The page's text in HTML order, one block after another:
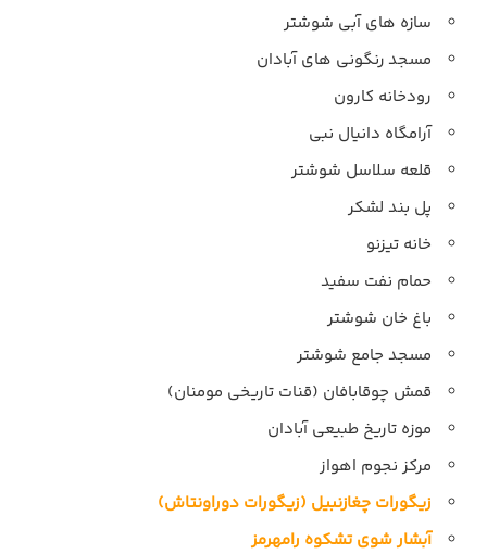
سازه های آبی شوشتر
مسجد رنگونی های آبادان
رودخانه کارون
آرامگاه دانیال نبی
قلعه سلاسل شوشتر
پل بند لشکر
خانه تیزنو
حمام نفت سفید
باغ خان شوشتر
مسجد جامع شوشتر
قمش چوقابافان (قنات تاریخی مومنان)
موزه تاریخ طبیعی آبادان
مركز نجوم اهواز
زیگورات چغازنبیل (زیگورات دوراونتاش)
آبشار شوی تشکوه رامهرمز